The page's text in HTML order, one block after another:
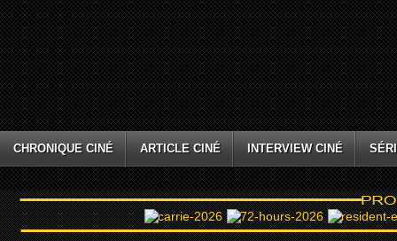
CHRONIQUE CINÉ ARTICLE CINÉ INTERVIEW CINÉ